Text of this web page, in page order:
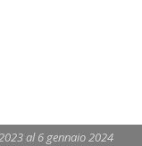
al 6 gennaio 2024